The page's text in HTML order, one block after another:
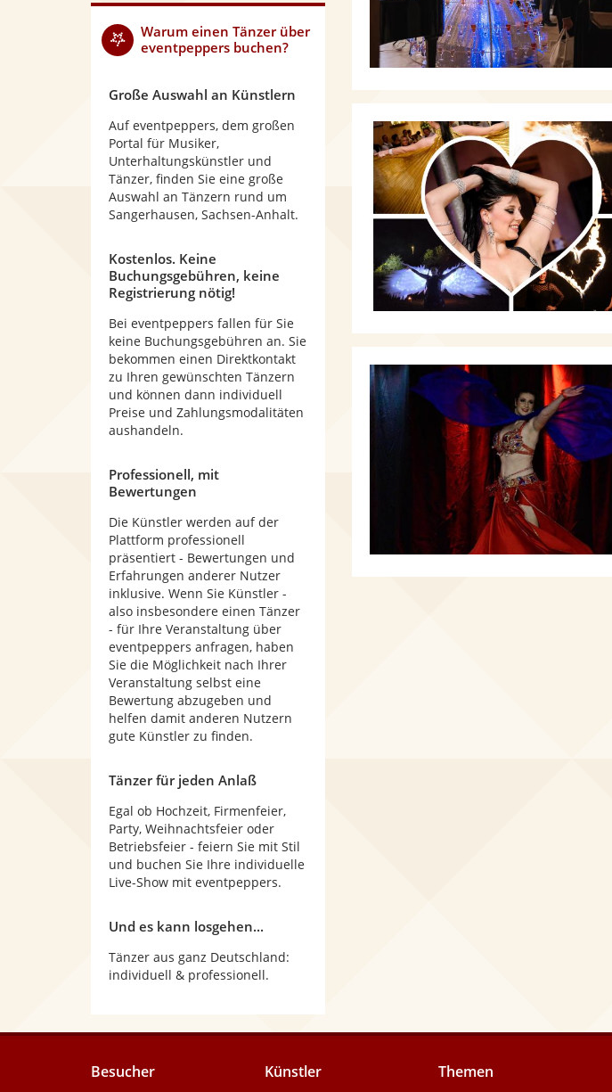
Warum einen Tänzerüber
eventpeppers buchen?
Große Auswahl an Künstlern
Auf eventpeppers, dem großen
Portal für Musiker,
Unterhaltungskünstler und
Tänzer, finden Sie eine große
Auswahl an Tänzern rund um
Sangerhausen, Sachsen-Anhalt.
Kostenlos. Keine
Buchungsgebühren, keine
Registrierung nötig!
Bei eventpeppers fallen für Sie
keine Buchungsgebühren an. Sie
bekommen einen Direktkontakt
zu Ihren gewünschten Tänzern
und können dann individuell
Preise und Zahlungsmodalitäten
aushandeln.
Professionell, mit
Bewertungen
Die Künstler werden auf der
Plattform professionell
präsentiert - Bewertungen und
Erfahrungen anderer Nutzer
inklusive. Wenn Sie Künstler -
also insbesondere einen Tänzer
- für Ihre Veranstaltung über
eventpeppers anfragen, haben
Sie die Möglichkeit nach Ihrer
Veranstaltung selbst eine
Bewertung abzugeben und
helfen damit anderen Nutzern
gute Künstler zu finden.
Tänzer für jeden Anlaß
Egal ob Hochzeit, Firmenfeier,
Party, Weihnachtsfeier oder
Betriebsfeier - feiern Sie mit Stil
und buchen Sie Ihre individuelle
Live-Show mit eventpeppers.
Und es kann losgehen...
Tänzer aus ganz Deutschland:
individuell & professionell.
Besucher Künstler Themen